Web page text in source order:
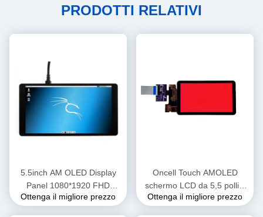
PRODOTTI RELATIVI
5.5inch AM OLED Display
Panel 1080*1920 FHD
Monitor OEM ODM
Ottenga il migliore prezzo
Oncell Touch AMOLED
schermo LCD da 5,5 pollici
350 Nits Risoluzione
Ottenga il migliore prezzo